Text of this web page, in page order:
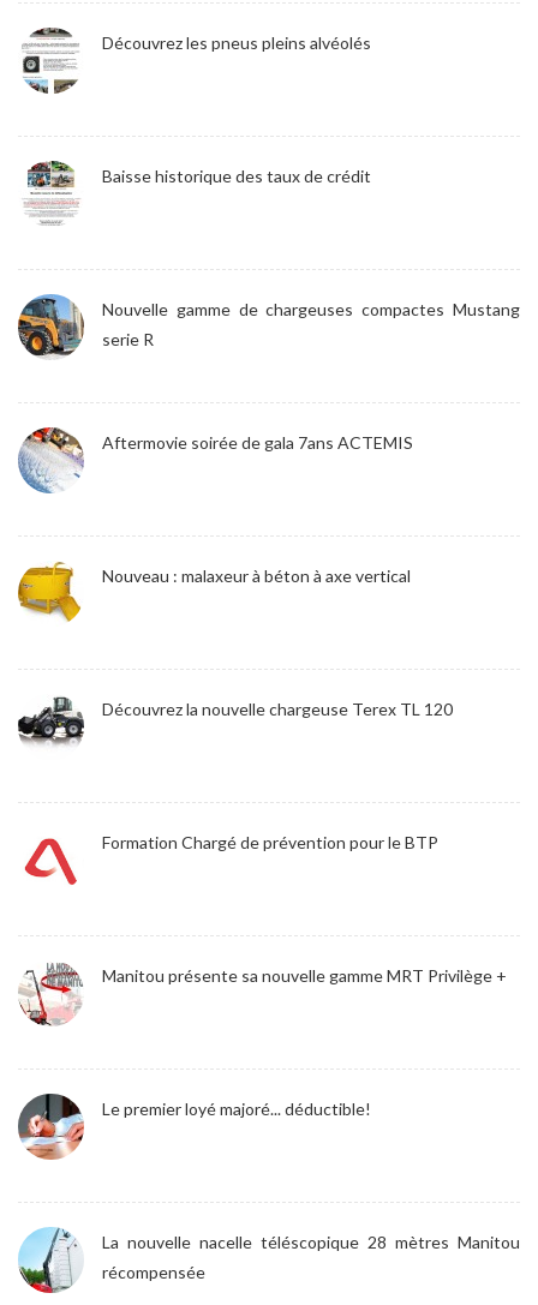
Découvrez les pneus pleins alvéolés
Baisse historique des taux de crédit
Nouvelle gamme de chargeuses compactes Mustang
serie R
Aftermovie soirée de gala 7ans ACTEMIS
Nouveau : malaxeur à béton à axe vertical
Découvrez la nouvelle chargeuse Terex TL 120
Formation Chargé de prévention pour le BTP
Manitou présente sa nouvelle gamme MRT Privilège +
Le premier loyé majoré... déductible!
La nouvelle nacelle téléscopique 28 mètres Manitou
récompensée